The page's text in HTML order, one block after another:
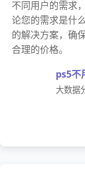
不同用户的需求
论您的需求是什
的解决方案，确
合理的价格。
ps5不
大数据